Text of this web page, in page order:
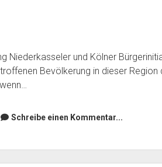
Niederkasseler und Kölner
Bevölkerung in dieser Region
Schreibe einen Kommentar...